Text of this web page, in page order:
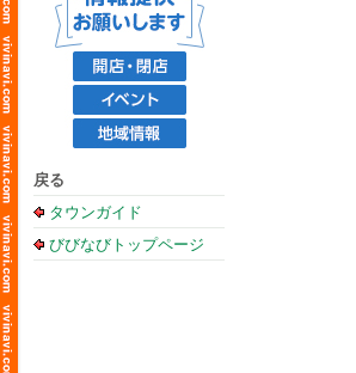
戻る
タウンガイド
びびなびトップページ